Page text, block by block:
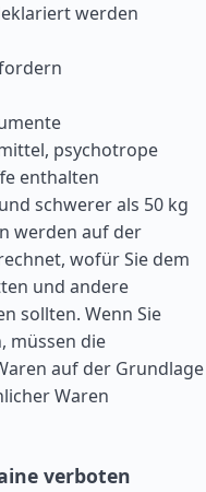
werden
psychotrope
enthalten
schwerer als 50 kg
werden auf der
wofür Sie dem
und andere
sollten. Wenn Sie
müssen die
auf der Grundlage
Waren
verboten